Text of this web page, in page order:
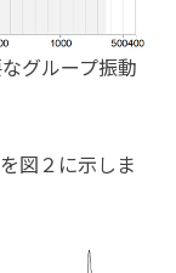
グループ振動
図２に示しま